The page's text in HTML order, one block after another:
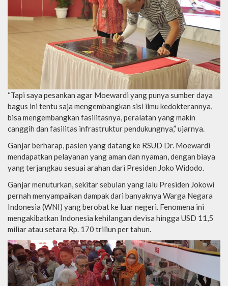
“Tapi saya pesankan agar Moewardi yang punya sumber daya
bagus ini tentu saja mengembangkan sisi ilmu kedokterannya,
bisa mengembangkan fasilitasnya, peralatan yang makin
canggih dan fasilitas infrastruktur pendukungnya,” ujarnya.
Ganjar berharap, pasien yang datang ke RSUD Dr. Moewardi
mendapatkan pelayanan yang aman dan nyaman, dengan biaya
yang terjangkau sesuai arahan dari Presiden Joko Widodo.
Ganjar menuturkan, sekitar sebulan yang lalu Presiden Jokowi
pernah menyampaikan dampak dari banyaknya Warga Negara
Indonesia (WNI) yang berobat ke luar negeri. Fenomena ini
mengakibatkan Indonesia kehilangan devisa hingga USD 11,5
miliar atau setara Rp. 170 triliun per tahun.